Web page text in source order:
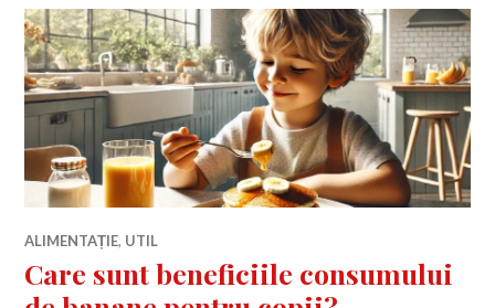
ALIMENTAȚIE, UTIL
Care sunt beneficiile consumului